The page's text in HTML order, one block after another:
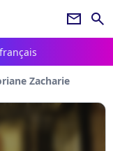
newsletter search
Zacharie